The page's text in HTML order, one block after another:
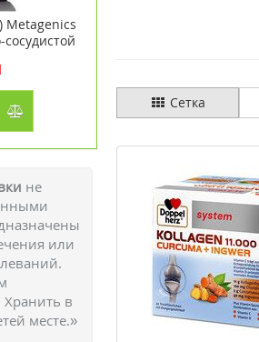
Metagenics
Купить
не
или
Хранить в
месте.»
Сетка